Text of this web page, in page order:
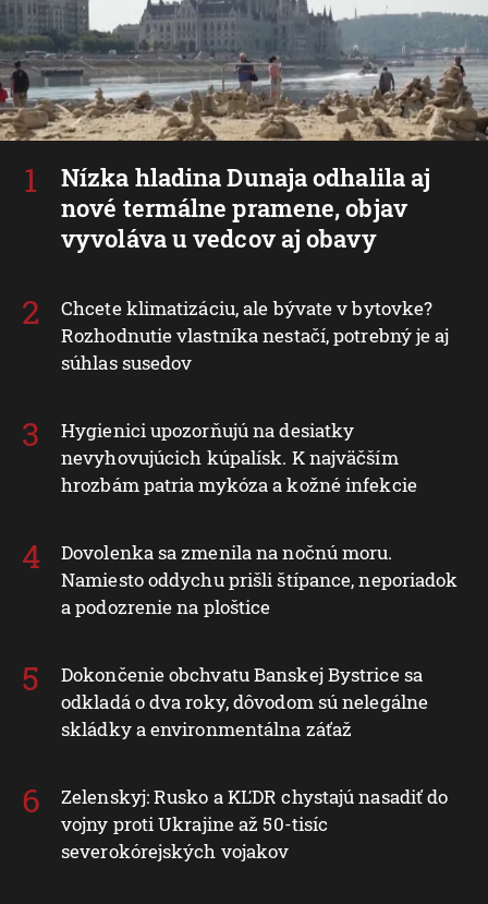
Nízka hladina Dunaja odhalila aj
nové termálne pramene, objav
vyvoláva u vedcov aj obavy
Chcete klimatizáciu, ale bývate v bytovke?
Rozhodnutie vlastníka nestačí, potrebný je aj
súhlas susedov
Hygienici upozorňujú na desiatky
nevyhovujúcich kúpalísk. K najväčším
hrozbám patria mykóza a kožné infekcie
Dovolenka sa zmenila na nočnú moru.
Namiesto oddychu prišli štípance, neporiadok
a podozrenie na ploštice
Dokončenie obchvatu Banskej Bystrice sa
odkladá o dva roky, dôvodom sú nelegálne
skládky a environmentálna záťaž
Zelenskyj: Rusko a KĽDR chystajú nasadiť do
vojny proti Ukrajine až 50-tisíc
severokórejských vojakov